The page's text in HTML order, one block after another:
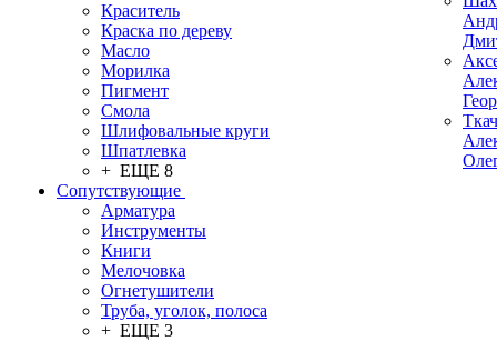
Краситель
Краска по дереву
Масло
Морилка
Пигмент
Смола
Шлифовальные круги
Шпатлевка
+ ЕЩЕ 8
Сопутствующие
Арматура
Инструменты
Книги
Мелочовка
Огнетушители
Труба, уголок, полоса
+ ЕЩЕ 3